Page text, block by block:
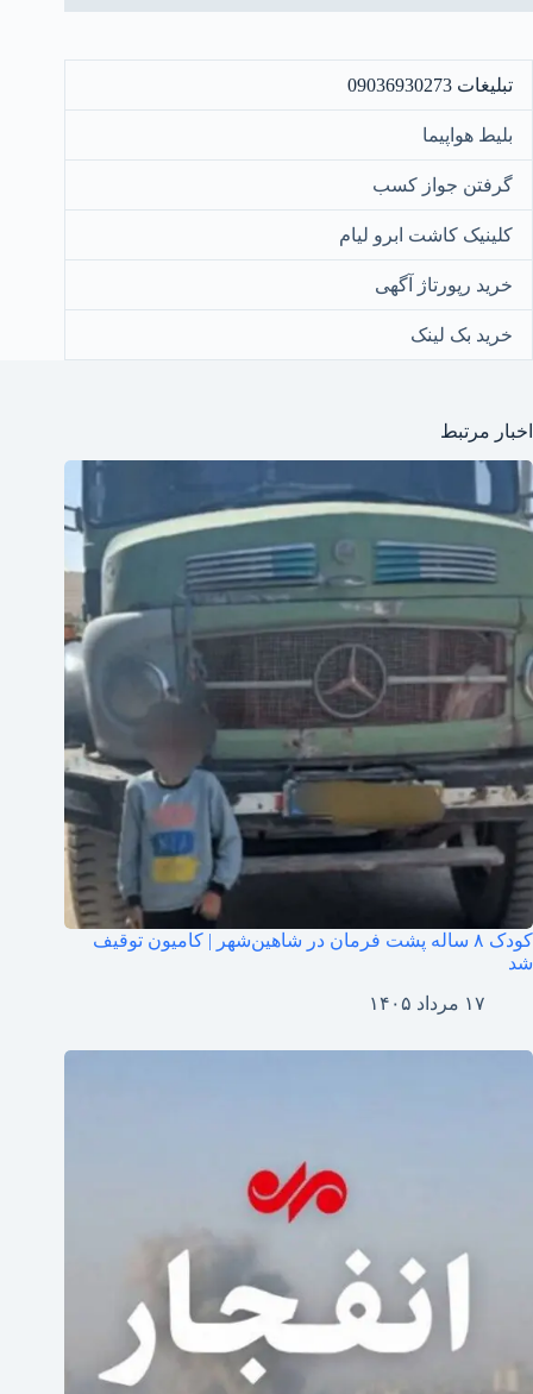
تبلیغات 09036930273
بلیط هواپیما
گرفتن جواز کسب
کلینیک کاشت ابرو لیام
خرید رپورتاژ آگهی
خرید بک لینک
اخبار مرتبط
کودک ۸ ساله پشت فرمان در شاهین‌شهر | کامیون توقیف
شد
۱۷ مرداد ۱۴۰۵